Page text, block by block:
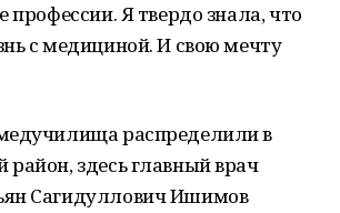
профессии. Я твердо знала, что
с медициной. И свою мечту
распределили в
здесь главный врач
Сагидуллович Ишимов